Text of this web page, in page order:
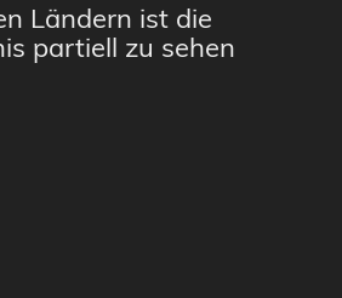
Ländern ist die
partiell zu sehen